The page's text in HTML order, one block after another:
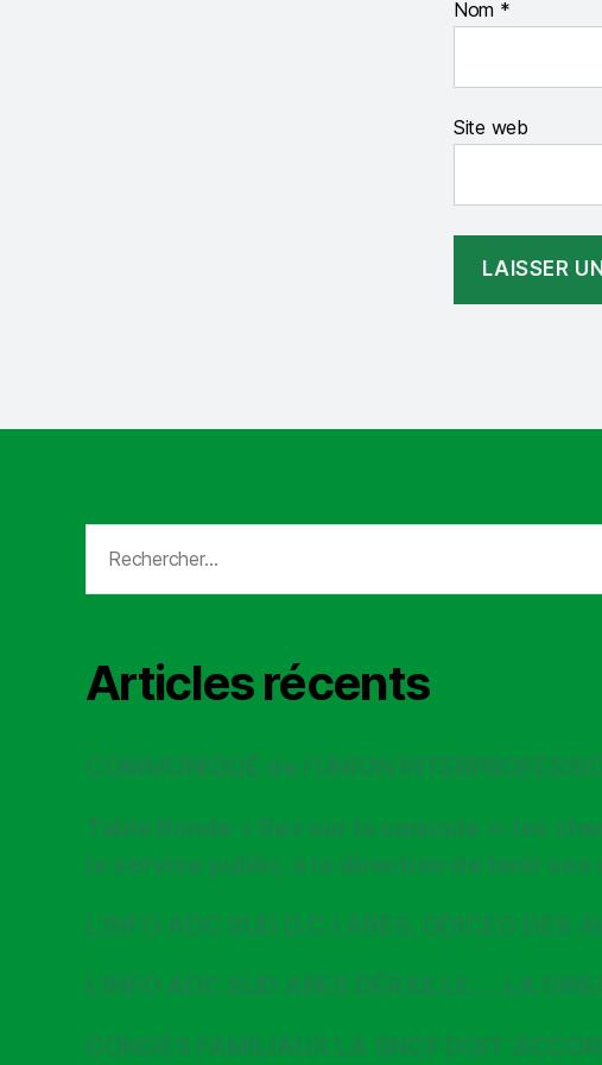
Nom *
Site web
Articles récents
COMMUNIQUÉ de l’UNION
Table Ronde « Rex sur la canicule »: les
le service public, à la direction de tenir ses
L’INFO ADC SUD D.C.I ARES, ODICEO DES
L’INFO ADC SUD ARES DÉRAILLE…..LA
CONGÉS FAMILIAUX LA SNCF DOIT